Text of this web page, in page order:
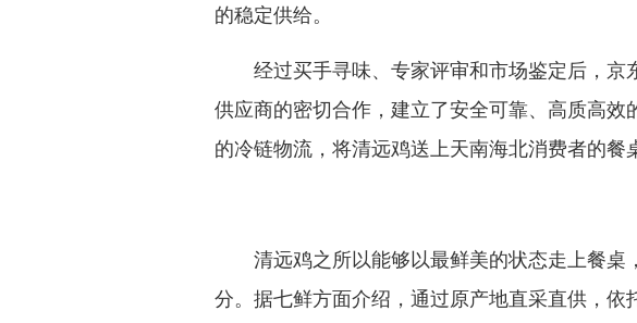
的稳定供给。
经过买手寻味、专家评审和市场鉴定后，京
供应商的密切合作，建立了安全可靠、高质高效
的冷链物流，将清远鸡送上天南海北消费者的餐
清远鸡之所以能够以最鲜美的状态走上餐桌
分。据七鲜方面介绍，通过原产地直采直供，